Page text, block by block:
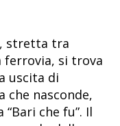
, stretta tra
ferrovia, si trova
uscita di
che nasconde,
che fu”. Il